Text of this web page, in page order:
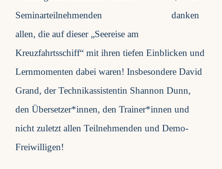
danken
allen, die auf dieser „Seereise am
Kreuzfahrtsschiff“ mit ihren tiefen Einblicken und
Lernmomenten dabei waren! Insbesondere David
Grand, der Technikassistentin Shannon Dunn,
den Übersetzer*innen, den Trainer*innen und
nicht zuletzt allen Teilnehmenden und Demo-
Freiwilligen!